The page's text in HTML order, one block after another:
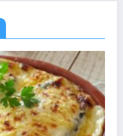
IDÉES RECETTES RECETTES